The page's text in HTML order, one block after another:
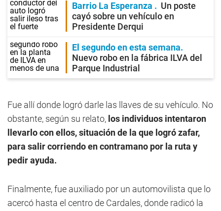
Barrio La Esperanza
Un poste
cayó sobre un vehículo en
Presidente Derqui
El segundo en esta semana
Nuevo robo en la fábrica ILVA del
Parque Industrial
Fue allí donde logró darle las llaves de su vehículo. No
obstante, según su relato, los individuos intentaron
llevarlo con ellos, situación de la que logró zafar,
para salir corriendo en contramano por la ruta y
pedir ayuda.
Finalmente, fue auxiliado por un automovilista que lo
acercó hasta el centro de Cardales, donde radicó la